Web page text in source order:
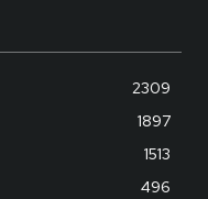
2309
1897
1513
496